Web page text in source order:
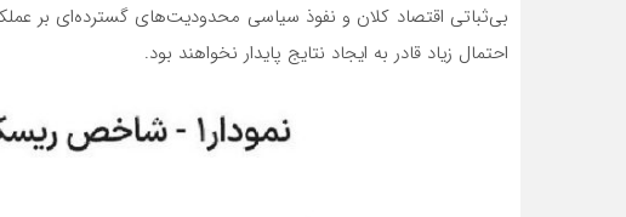
بی‌ثباتی اقتصاد کلان و نفوذ سیاسی محدودیت‌های گسترده‌ای بر
احتمال زیاد قادر به ایجاد نتایج پایدار نخواهند بود.